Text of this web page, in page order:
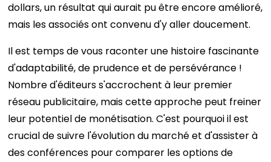
dollars, un résultat qui aurait pu être encore amélioré,
mais les associés ont convenu d'y aller doucement.
Il est temps de vous raconter une histoire fascinante
d'adaptabilité, de prudence et de persévérance !
Nombre d'éditeurs s'accrochent à leur premier
réseau publicitaire, mais cette approche peut freiner
leur potentiel de monétisation. C'est pourquoi il est
crucial de suivre l'évolution du marché et d'assister à
des conférences pour comparer les options de